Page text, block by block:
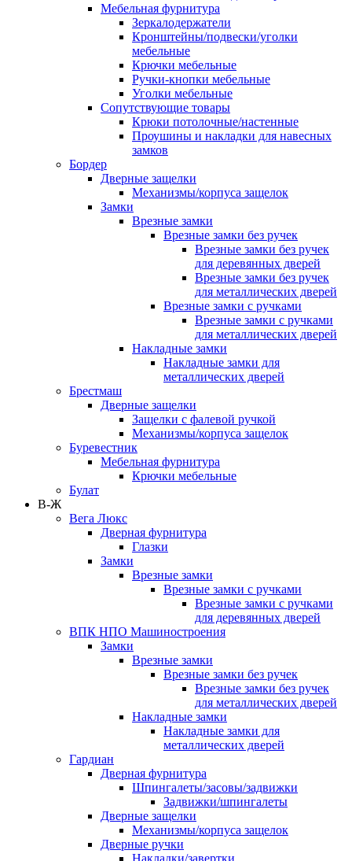
Мебельная фурнитура
Зеркалодержатели
Кронштейны/подвески/уголки
мебельные
Крючки мебельные
Ручки-кнопки мебельные
Уголки мебельные
Сопутствующие товары
Крюки потолочные/настенные
Проушины и накладки для навесных
замков
Бордер
Дверные защелки
Механизмы/корпуса защелок
Замки
Врезные замки
Врезные замки без ручек
Врезные замки без ручек
для деревянных дверей
Врезные замки без ручек
для металлических дверей
Врезные замки с ручками
Врезные замки с ручками
для металлических дверей
Накладные замки
Накладные замки для
металлических дверей
Брестмаш
Дверные защелки
Защелки с фалевой ручкой
Механизмы/корпуса защелок
Буревестник
Мебельная фурнитура
Крючки мебельные
Булат
В-Ж
Вега Люкс
Дверная фурнитура
Глазки
Замки
Врезные замки
Врезные замки с ручками
Врезные замки с ручками
для деревянных дверей
ВПК НПО Машиностроения
Замки
Врезные замки
Врезные замки без ручек
Врезные замки без ручек
для металлических дверей
Накладные замки
Накладные замки для
металлических дверей
Гардиан
Дверная фурнитура
Шпингалеты/засовы/задвижки
Задвижки/шпингалеты
Дверные защелки
Механизмы/корпуса защелок
Дверные ручки